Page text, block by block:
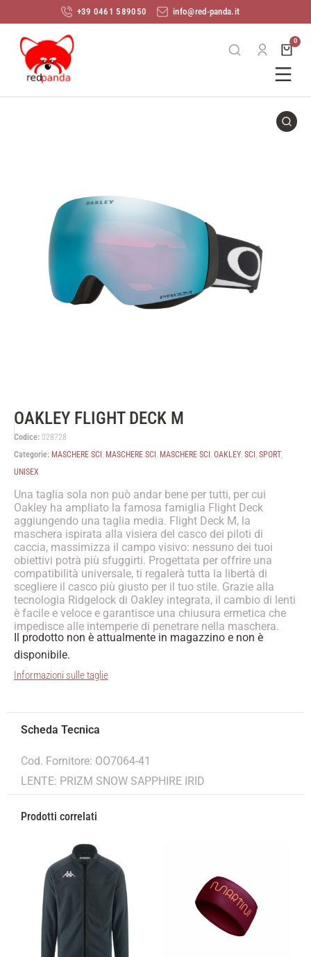
+39 0461 589050 info@red-panda.it
OAKLEY FLIGHT DECK M
Codice: 028728
Categorie: MASCHERE SCI , MASCHERE SCI , MASCHERE SCI , OAKLEY, SCI , SPORT,
UNISEX
Una taglia sola non può andar bene per tutti, per cui
Oakley ha ampliato la famosa famiglia Flight Deck
aggiungendo una taglia media. Flight Deck M, la
maschera ispirata alla visiera del casco dei piloti di
caccia, massimizza il campo visivo: nessuno dei tuoi
obiettivi potrà più sfuggirti. Progettata per offrire una
compatibilità universale, ti regalerà tutta la libertà di
scegliere il casco più giusto per il tuo stile. Grazie alla
tecnologia Ridgelock di Oakley integrata, il cambio di lenti
è facile e veloce e garantisce una chiusura ermetica che
impedisce alle intemperie di penetrare nella maschera.
Il prodotto non è attualmente in magazzino e non è
disponibile.
Informazioni sulle taglie
Cod. Fornitore: OO7064-41
LENTE: PRIZM SNOW SAPPHIRE IRID
Prodotti correlati